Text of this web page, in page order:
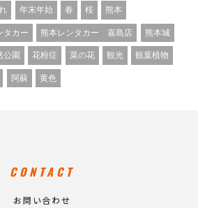
年末年始 春 桜 熊本
タカー 熊本レンタカー 嘉島店 熊本城
公園 花粉症 菜の花 観光 観葉植物
阿蘇 黄色
CONTACT
お問い合わせ